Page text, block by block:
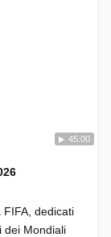
45:00
dedicati
dei Mondiali